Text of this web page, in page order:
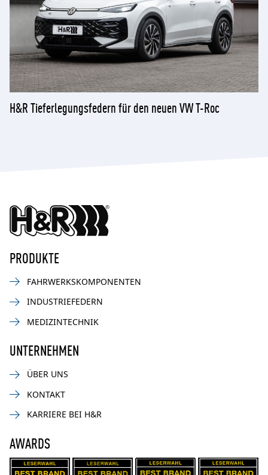
H&R Tieferlegungsfedern für den neuen VW T-Roc
PRODUKTE
FAHRWERKSKOMPONENTEN
INDUSTRIEFEDERN
MEDIZINTECHNIK
UNTERNEHMEN
ÜBER UNS
KONTAKT
KARRIERE BEI H&R
AWARDS